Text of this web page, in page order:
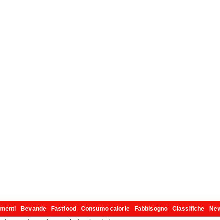
Bevande Fastfood Consumo calorie Fabbisogno Classifiche